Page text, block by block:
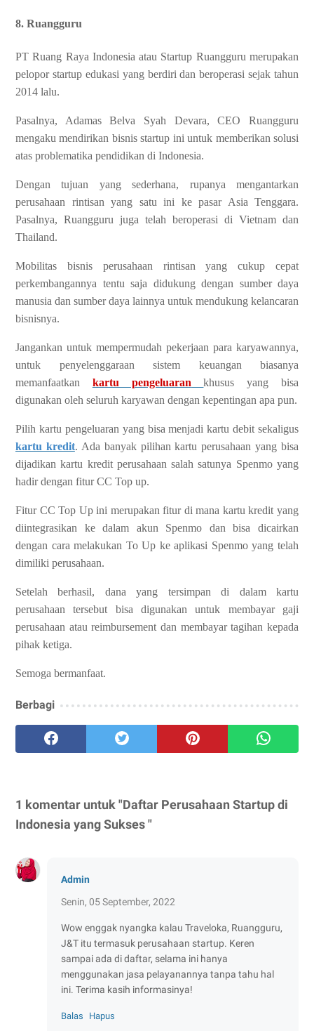
8. Ruangguru
PT Ruang Raya Indonesia atau Startup Ruangguru merupakan
pelopor startup edukasi yang berdiri dan beroperasi sejak tahun
2014 lalu.
Pasalnya, Adamas Belva Syah Devara, CEO Ruangguru
mengaku mendirikan bisnis startup ini untuk memberikan solusi
atas problematika pendidikan di Indonesia.
Dengan tujuan yang sederhana, rupanya mengantarkan
perusahaan rintisan yang satu ini ke pasar Asia Tenggara.
Pasalnya, Ruangguru juga telah beroperasi di Vietnam dan
Thailand.
Mobilitas bisnis perusahaan rintisan yang cukup cepat
perkembangannya tentu saja didukung dengan sumber daya
manusia dan sumber daya lainnya untuk mendukung kelancaran
bisnisnya.
Jangankan untuk mempermudah pekerjaan para karyawannya,
untuk penyelenggaraan sistem keuangan biasanya
memanfaatkan kartu pengeluaran
khusus yang bisa
digunakan oleh seluruh karyawan dengan kepentingan apa pun.
Pilih kartu pengeluaran yang bisa menjadi kartu debit sekaligus
kartu kredit. Ada banyak pilihan kartu perusahaan yang bisa
dijadikan kartu kredit perusahaan salah satunya Spenmo yang
hadir dengan fitur CC Top up.
Fitur CC Top Up ini merupakan fitur di mana kartu kredit yang
diintegrasikan ke dalam akun Spenmo dan bisa dicairkan
dengan cara melakukan To Up ke aplikasi Spenmo yang telah
dimiliki perusahaan.
Setelah berhasil, dana yang tersimpan di dalam kartu
perusahaan tersebut bisa digunakan untuk membayar gaji
perusahaan atau reimbursement dan membayar tagihan kepada
pihak ketiga.
Semoga bermanfaat.
Berbagi
1 komentar untuk "Daftar Perusahaan Startup di
Indonesia yang Sukses "
Admin
Senin, 05 September, 2022
Wow enggak nyangka kalau Traveloka, Ruangguru,
J&T itu termasuk perusahaan startup. Keren
sampai ada di daftar, selama ini hanya
menggunakan jasa pelayanannya tanpa tahu hal
ini. Terima kasih informasinya!
Balas Hapus